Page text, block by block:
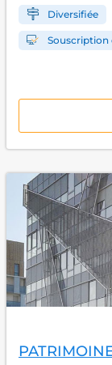
Diversifiée
Souscription